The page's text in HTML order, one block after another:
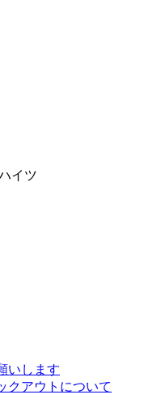
イツ
いします
クアウトについて